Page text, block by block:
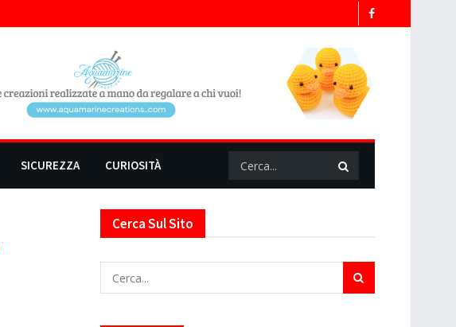
SICUREZZA CURIOSITÀ
Cerca Sul Sito